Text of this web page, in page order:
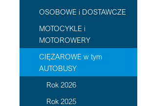
OSOBOWE i DOSTAWCZE
MOTOCYKLE i
MOTOROWERY
CIĘŻAROWE w tym
AUTOBUSY
Rok 2026
Rok 2025